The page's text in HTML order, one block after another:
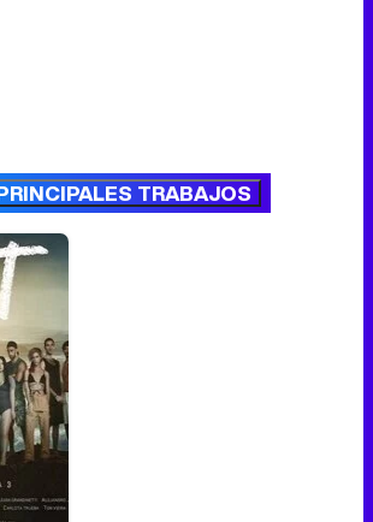
TRABAJOS